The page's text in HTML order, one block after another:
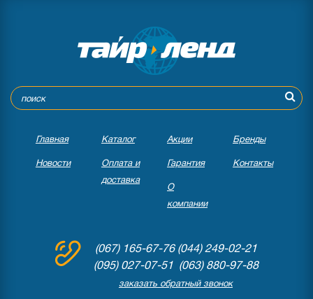
Главная Каталог Акции Бренды
Новости
Оплата и
доставка
Гарантия Контакты
О
компании
(067) 165-67-76(044) 249-02-21
(095) 027-07-51 (063) 880-97-88
заказать обратный звонок